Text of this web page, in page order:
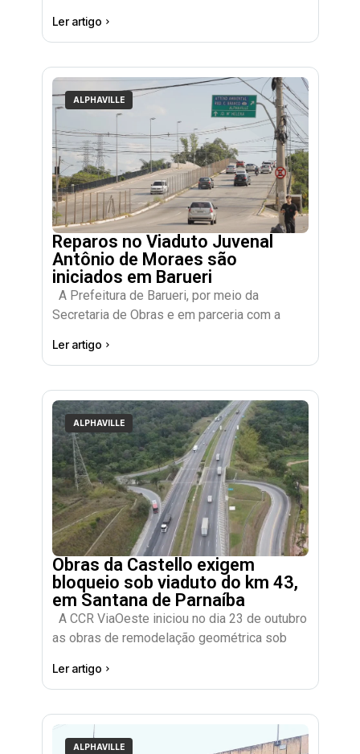
Ler artigo
ALPHAVILLE
Reparos no Viaduto Juvenal
Antônio de Moraes são
iniciados em Barueri
A Prefeitura de Barueri, por meio da
Secretaria de Obras e em parceria com a
Ler artigo
ALPHAVILLE
Obras da Castello exigem
bloqueio sob viaduto do km 43,
em Santana de Parnaíba
A CCR ViaOeste iniciou no dia 23 de outubro
as obras de remodelação geométrica sob
Ler artigo
ALPHAVILLE